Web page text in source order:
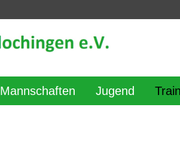
Mannschaften Jugend